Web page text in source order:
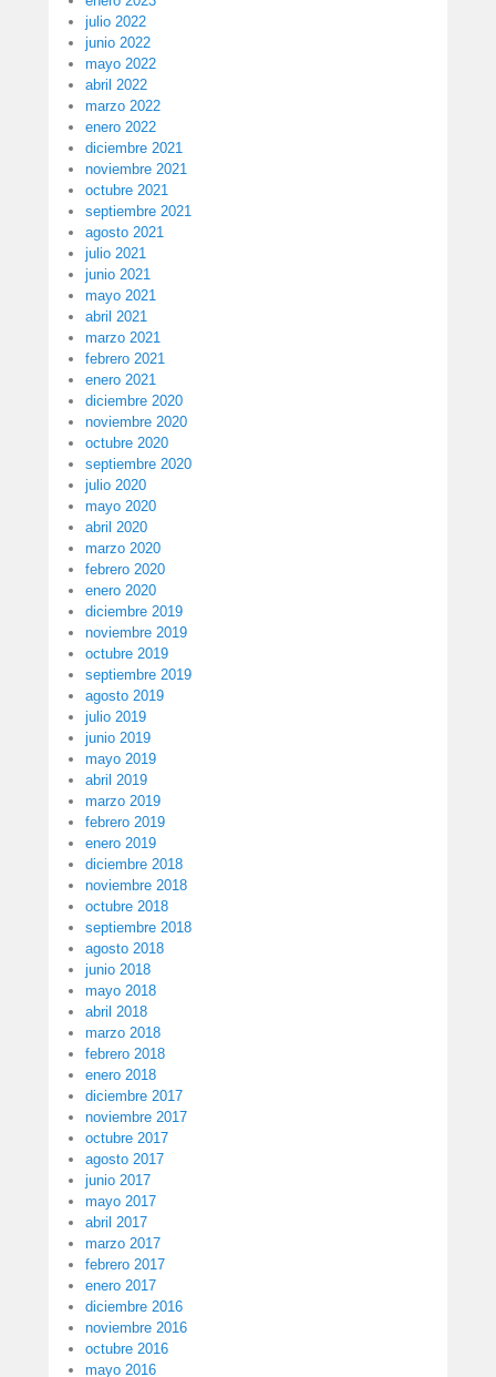
julio 2022
junio 2022
mayo 2022
abril 2022
marzo 2022
enero 2022
diciembre 2021
noviembre 2021
octubre 2021
septiembre 2021
agosto 2021
julio 2021
junio 2021
mayo 2021
abril 2021
marzo 2021
febrero 2021
enero 2021
diciembre 2020
noviembre 2020
octubre 2020
septiembre 2020
julio 2020
mayo 2020
abril 2020
marzo 2020
febrero 2020
enero 2020
diciembre 2019
noviembre 2019
octubre 2019
septiembre 2019
agosto 2019
julio 2019
junio 2019
mayo 2019
abril 2019
marzo 2019
febrero 2019
enero 2019
diciembre 2018
noviembre 2018
octubre 2018
septiembre 2018
agosto 2018
junio 2018
mayo 2018
abril 2018
marzo 2018
febrero 2018
enero 2018
diciembre 2017
noviembre 2017
octubre 2017
agosto 2017
junio 2017
mayo 2017
abril 2017
marzo 2017
febrero 2017
enero 2017
diciembre 2016
noviembre 2016
octubre 2016
mayo 2016